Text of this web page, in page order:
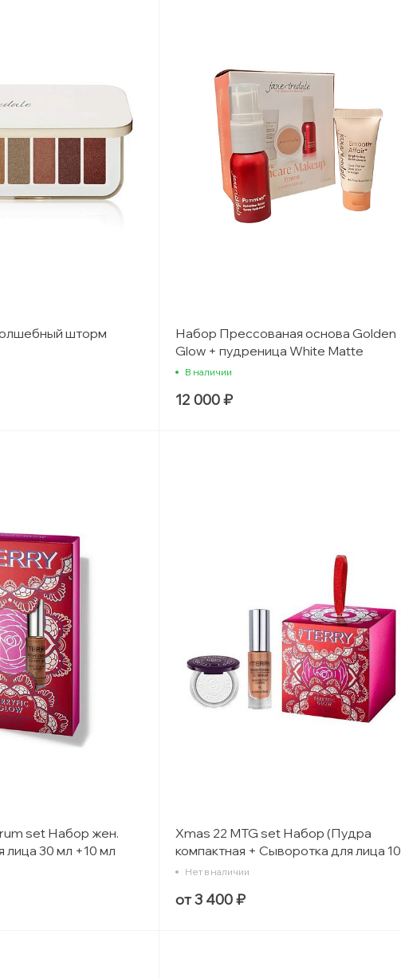
шторм
Набор Прессованая основа Golden
Glow + пудреница White Matte
В наличии
12 000 ₽
set Набор жен.
лица 30 мл +10 мл
Xmas 22 MTG set Набор (Пудра
компактная + Сыворотка для лица 10
мл 4. Sunny Flash)
Нет в наличии
от 3 400 ₽